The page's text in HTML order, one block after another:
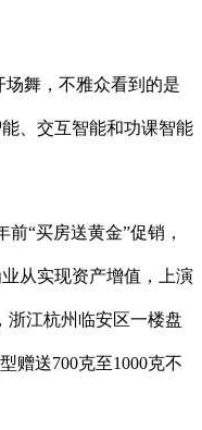
舞，不雅众看到的是
、交互智能和功课智能
“买房送黄金”促销，
从实现资产增值，上演
浙江杭州临安区一楼盘
赠送700克至1000克不